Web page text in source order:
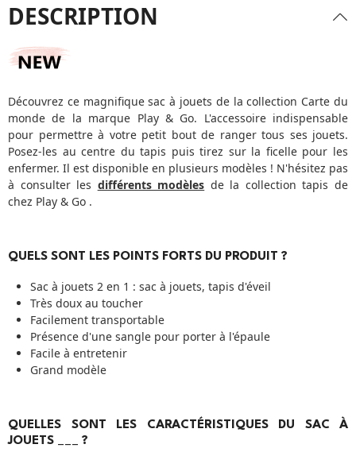
DESCRIPTION
Découvrez ce magnifique sac à jouets de la collection Carte du
monde de la marque Play & Go. L'accessoire indispensable
pour permettre à votre petit bout de ranger tous ses jouets.
Posez-les au centre du tapis puis tirez sur la ficelle pour les
enfermer. Il est disponible en plusieurs modèles ! N'hésitez pas
à consulter les différents modèles de la collection tapis de
chez Play & Go .
QUELS SONT LES POINTS FORTS DU PRODUIT ?
Sac à jouets 2 en 1 : sac à jouets, tapis d'éveil
Très doux au toucher
Facilement transportable
Présence d'une sangle pour porter à l'épaule
Facile à entretenir
Grand modèle
QUELLES SONT LES CARACTÉRISTIQUES DU SAC À
JOUETS ___ ?